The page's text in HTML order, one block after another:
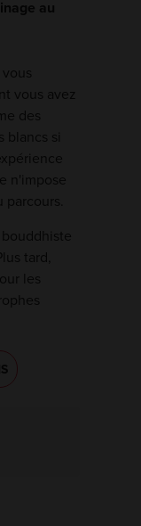
au
vous avez
des
blancs si
n'impose
tard,
les